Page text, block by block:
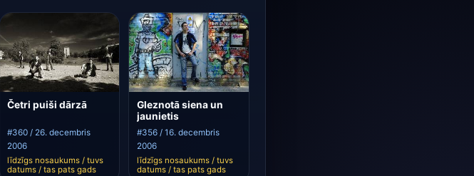
Četri puiši dārzā
#360 / 26. decembris
2006
līdzīgs nosaukums / tuvs
datums / tas pats gads
Gleznotā siena un
jaunietis
#356 / 16. decembris
2006
līdzīgs nosaukums / tuvs
datums / tas pats gads